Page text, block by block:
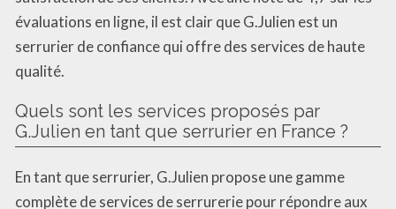
évaluations en ligne, il est clair que G.Julien est un
serrurier de confiance qui offre des services de haute
qualité.
Quels sont les services proposés par
G.Julien en tant que serrurier en France ?
En tant que serrurier, G.Julien propose une gamme
complète de services de serrurerie pour répondre aux